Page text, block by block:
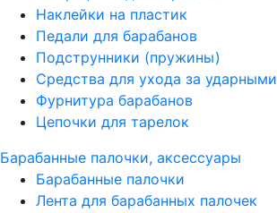
Наклейки на пластик
Педали для барабанов
Подструнники (пружины)
Средства для ухода за ударными
Фурнитура барабанов
Цепочки для тарелок
Барабанные палочки, аксессуары
Барабанные палочки
Лента для барабанных палочек